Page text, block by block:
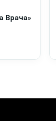
Врача»